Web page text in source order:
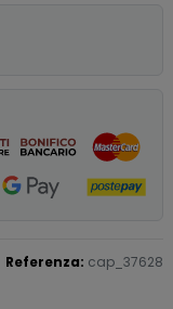
Referenza: cap_37628